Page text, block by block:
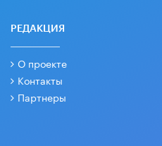
РЕДАКЦИЯ
О проекте
Контакты
Партнеры